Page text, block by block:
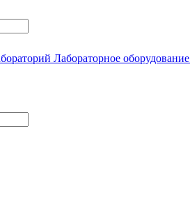
Лабораторное оборудование